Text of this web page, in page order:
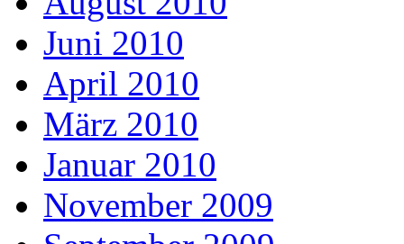
Juni 2010
April 2010
März 2010
Januar 2010
November 2009